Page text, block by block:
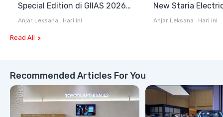
Special Edition di GIIAS 2026,
Stok Terbatas
Anjar Leksana . Hari ini
New Staria
Hybrid yang
Anjar Leksana . Hari ini
Read All
Recommended Articles For You